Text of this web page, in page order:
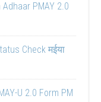
PMAY 2.0
Check मईया
U 2.0 Form PM